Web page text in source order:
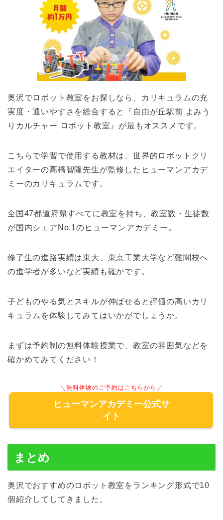
奥沢でロボット教室をお探しなら、カリキュラムの充
実度・通いやすさを総合すると『自由が丘駅前 よみう
りカルチャー ロボット教室』が最もオススメです。
こちらで学習で使用する教材は、世界的ロボットクリ
エイターの高橋智隆先生が監修したヒューマンアカデ
ミーのカリキュラムです。
全国47都道府県すべてに教室を持ち、教室数・生徒数
が国内シェアNo.1のヒューマンアカデミー。
修了生の進路実績は東大、東京工業大学など難関校へ
の進学者が多いなど実績も確かです。
子どものやる気とスキルが伸ばせると評価の高いカリ
キュラムを体験してみてはいかがでしょうか。
まずは予約制の無料体験授業で、教室の雰囲気などを
確かめてみてください！
＼無料体験のご予約はこちらから／
ヒューマンアカデミー公式サ
イト
まとめ
奥沢でおすすめのロボット教室をランキング形式で10
個紹介してしてきました。